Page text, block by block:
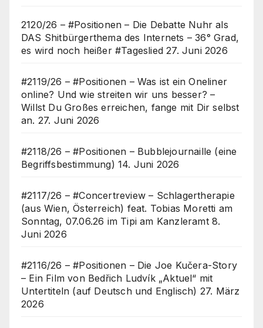
2120/26 – #Positionen – Die Debatte Nuhr als
DAS Shitbürgerthema des Internets – 36° Grad,
es wird noch heißer #Tageslied 27. Juni 2026
#2119/26 – #Positionen – Was ist ein Oneliner
online? Und wie streiten wir uns besser? –
Willst Du Großes erreichen, fange mit Dir selbst
an. 27. Juni 2026
#2118/26 – #Positionen – Bubblejournaille (eine
Begriffsbestimmung) 14. Juni 2026
#2117/26 – #Concertreview – Schlagertherapie
(aus Wien, Österreich) feat. Tobias Moretti am
Sonntag, 07.06.26 im Tipi am Kanzleramt 8.
Juni 2026
#2116/26 – #Positionen – Die Joe Kučera-Story
– Ein Film von Bedřich Ludvík „Aktuel“ mit
Untertiteln (auf Deutsch und Englisch) 27. März
2026